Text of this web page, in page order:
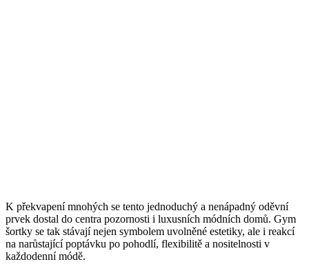
K překvapení mnohých se tento jednoduchý a nenápadný oděvní
prvek dostal do centra pozornosti i luxusních módních domů. Gym
šortky se tak stávají nejen symbolem uvolněné estetiky, ale i reakcí
na narůstající poptávku po pohodlí, flexibilitě a nositelnosti v
každodenní módě.